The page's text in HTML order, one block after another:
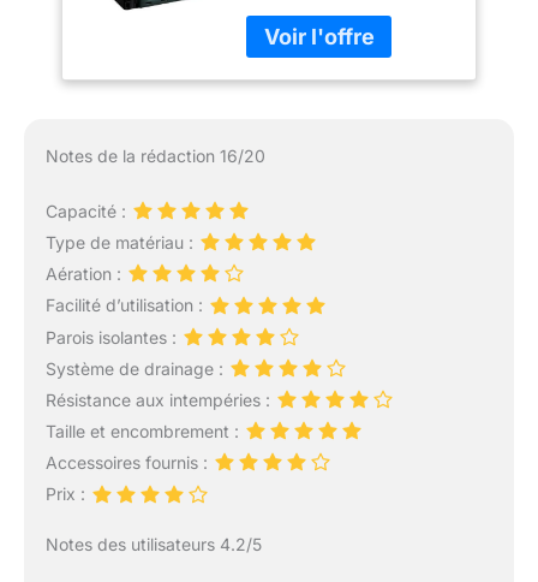
s'adapter à différents
espaces. Sa couleur
noire ajoute une touche
Notes de la rédaction 16/20
Capacité :
Type de matériau :
Aération :
Facilité d’utilisation :
Parois isolantes :
Système de drainage :
Résistance aux intempéries :
Taille et encombrement :
Accessoires fournis :
Prix :
Notes des utilisateurs 4.2/5